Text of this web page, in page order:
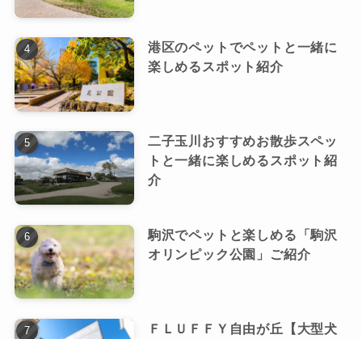
港区のペットでペットと一緒に
楽しめるスポット紹介
二子玉川おすすめお散歩スペッ
トと一緒に楽しめるスポット紹
介
駒沢でペットと楽しめる「駒沢
オリンピック公園」ご紹介
ＦＬＵＦＦＹ自由が丘【大型犬